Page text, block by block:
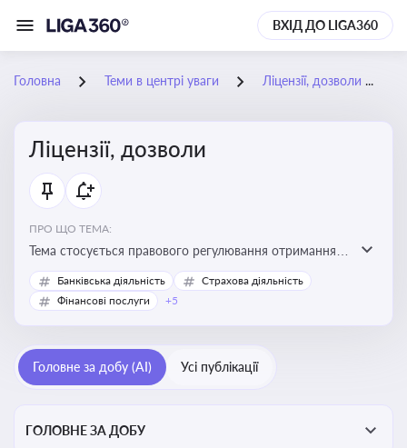
ВХІД ДО LIGA360
Головна Теми в центрі уваги Ліцензії, дозволи
Ліцензії, дозволи
ПРО ЩО ТЕМА:
Тема стосується правового регулювання отримання,
переоформлення, анулювання ліцензій і дозволів,
необхідних для провадження господарської
Банківська діяльність
Страхова діяльність
Фінансові послуги
+5
Головне за добу (AI) Усі публікації
ГОЛОВНЕ ЗА ДОБУ